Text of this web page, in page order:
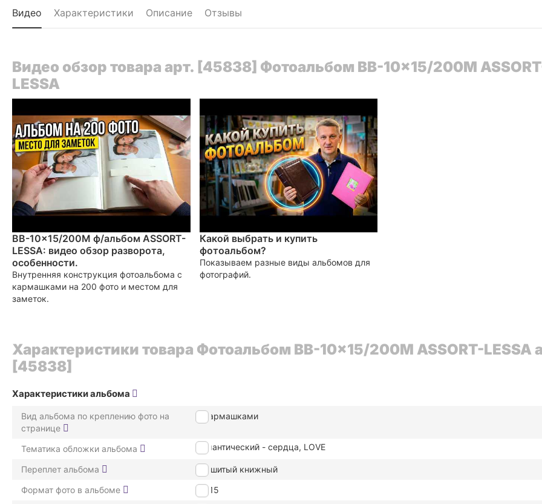
Видео Характеристики Описание Отзывы
Видео обзор товара арт. [45838] Фотоальбом BB-10x15/200M
LESSA
BB-10x15/200M ф/альбом ASSORT-
LESSA: видео обзор разворота,
особенности.
Внутренняя конструкция фотоальбома с
кармашками на 200 фото и местом для
заметок.
Какой выбрать и купить
фотоальбом?
Показываем разные виды альбомов для
фотографий.
Характеристики товара Фотоальбом BB-10x15/200M ASSORT-LESSA
[45838]
Характеристики альбома
Вид альбома по креплению фото на
странице
С кармашками
Тематика обложки альбома романтический - сердца, LOVE
Переплет альбома
прошитый книжный
Формат фото в альбоме
10*15